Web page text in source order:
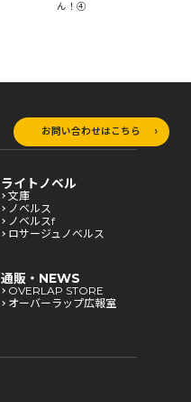
ん！④
お問い合わせはこちら
ライトノベル
文庫
ノベルス
ノベルスf
ロサージュノベルス
通販・NEWS
OVERLAP STORE
オーバーラップ広報室